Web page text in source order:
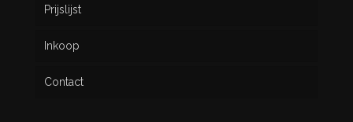
Prijslijst
Inkoop
Contact